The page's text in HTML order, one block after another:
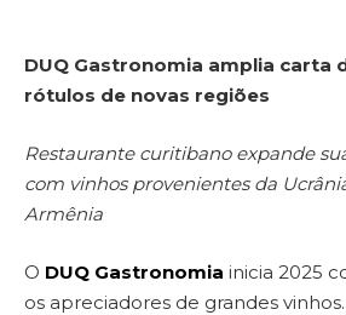
DUQ Gastronomia amplia carta
rótulos de novas regiões
Restaurante curitibano expande
com vinhos provenientes da
Armênia
O DUQ Gastronomia inicia 2025
os apreciadores de grandes